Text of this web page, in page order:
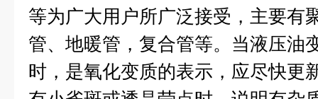
等为广大用户所广泛接受，主要有
管、地暖管，复合管等。当液压油
时，是氧化变质的表示，应尽快更